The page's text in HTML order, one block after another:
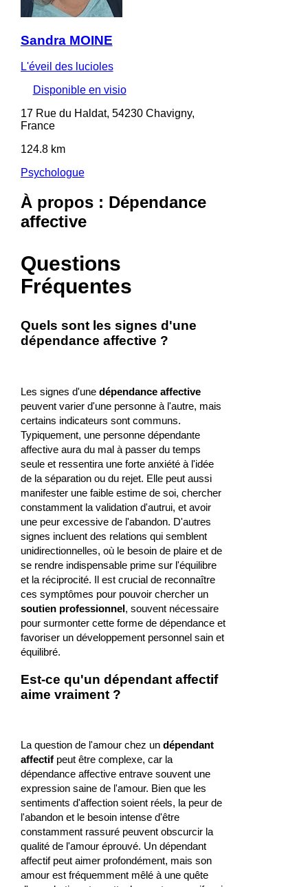
Sandra MOINE
L'éveil des lucioles
Disponible en visio
17 Rue du Haldat, 54230 Chavigny,
France
124.8 km
Psychologue
À propos : Dépendance
affective
Questions
Fréquentes
Quels sont les signes d'une
dépendance affective ?
Les signes d'une dépendance affective
peuvent varier d'une personne à l'autre, mais
certains indicateurs sont communs.
Typiquement, une personne dépendante
affective aura du mal à passer du temps
seule et ressentira une forte anxiété à l'idée
de la séparation ou du rejet. Elle peut aussi
manifester une faible estime de soi, chercher
constamment la validation d'autrui, et avoir
une peur excessive de l'abandon. D'autres
signes incluent des relations qui semblent
unidirectionnelles, où le besoin de plaire et de
se rendre indispensable prime sur l'équilibre
et la réciprocité. Il est crucial de reconnaître
ces symptômes pour pouvoir chercher un
soutien professionnel, souvent nécessaire
pour surmonter cette forme de dépendance et
favoriser un développement personnel sain et
équilibré.
Est-ce qu'un dépendant affectif
aime vraiment ?
La question de l'amour chez un dépendant
affectifpeut être complexe, car la
dépendance affective entrave souvent une
expression saine de l'amour. Bien que les
sentiments d'affection soient réels, la peur de
l'abandon et le besoin intense d'être
constamment rassuré peuvent obscurcir la
qualité de l'amour éprouvé. Un dépendant
affectif peut aimer profondément, mais son
amour est fréquemment mêlé à une quête